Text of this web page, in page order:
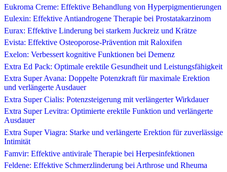
Eukroma Creme: Effektive Behandlung von Hyperpigmentierungen
Eulexin: Effektive Antiandrogene Therapie bei Prostatakarzinom
Eurax: Effektive Linderung bei starkem Juckreiz und Krätze
Evista: Effektive Osteoporose-Prävention mit Raloxifen
Exelon: Verbessert kognitive Funktionen bei Demenz
Extra Ed Pack: Optimale erektile Gesundheit und Leistungsfähigkeit
Extra Super Avana: Doppelte Potenzkraft für maximale Erektion
und verlängerte Ausdauer
Extra Super Cialis: Potenzsteigerung mit verlängerter Wirkdauer
Extra Super Levitra: Optimierte erektile Funktion und verlängerte
Ausdauer
Extra Super Viagra: Starke und verlängerte Erektion für zuverlässige
Intimität
Famvir: Effektive antivirale Therapie bei Herpesinfektionen
Feldene: Effektive Schmerzlinderung bei Arthrose und Rheuma